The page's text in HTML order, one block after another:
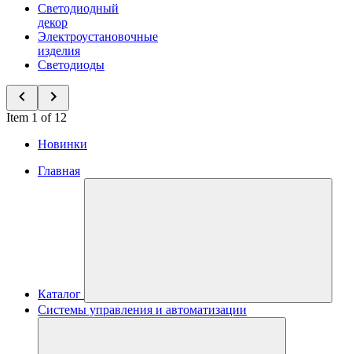
Светодиодный
декор
Электроустановочные
изделия
Светодиоды
Item 1 of 12
Новинки
Главная
Каталог
Системы управления и автоматизации